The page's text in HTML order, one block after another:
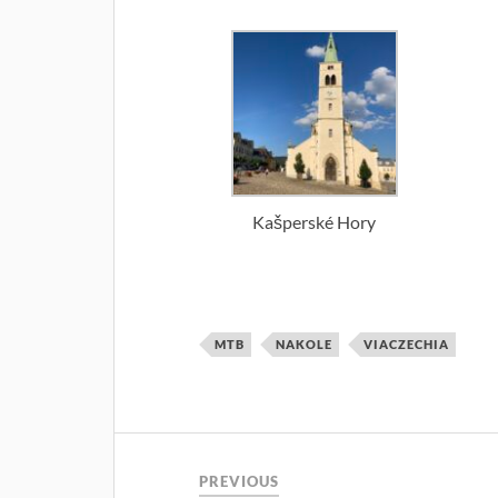
Kašperské Hory
MTB NAKOLE VIACZECHIA
PREVIOUS